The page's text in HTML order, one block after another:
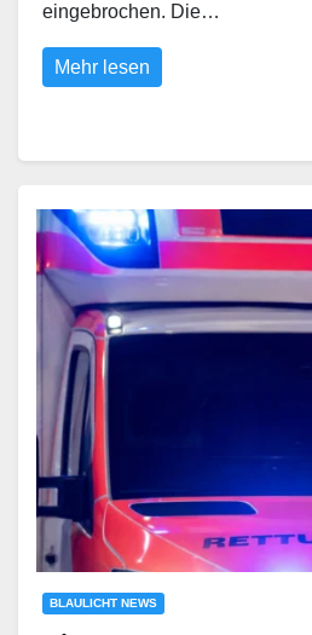
eingebrochen. Die…
Mehr lesen
BLAULICHT NEWS